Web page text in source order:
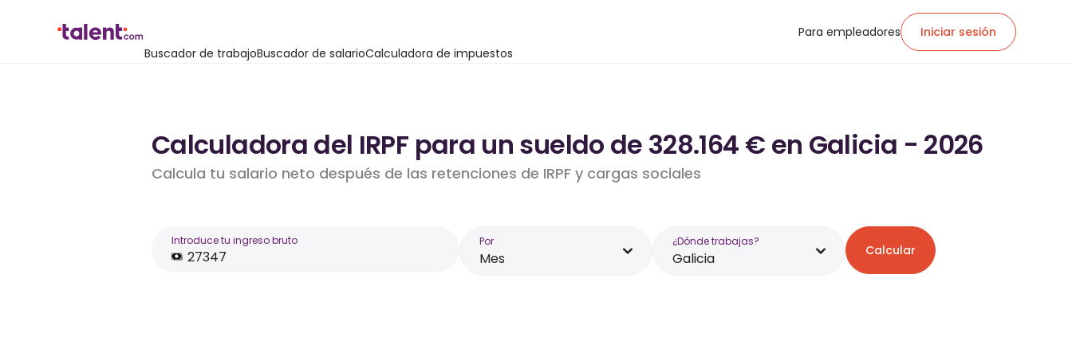
Buscador de trabajoBuscador de salarioCalculadora de impuestos
Para empleadores Iniciar sesión
Calculadora del IRPF para un sueldo de 328.164 € en Galicia - 2026
Calcula tu salario neto después de las retenciones de IRPF y cargas sociales
Introduce tu ingreso bruto Por
Mes
¿Dónde trabajas?
Galicia Calcular